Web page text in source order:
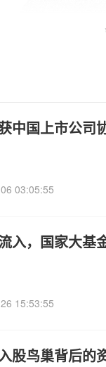
中国上市公司
03:05:55
入，国家大基
15:53:55
股鸟巢背后的